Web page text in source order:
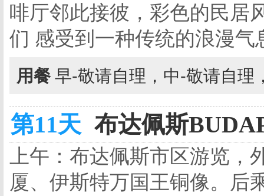
啡厅邻此接彼，彩色的民居
们 感受到一种传统的浪漫
用餐 早-敬请自理，中-敬请自理
第11天 布达佩斯
上午：布达佩斯市区游览
厦、伊斯特万国王铜像。后